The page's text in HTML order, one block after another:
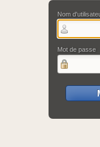
Nom
Mot de passe